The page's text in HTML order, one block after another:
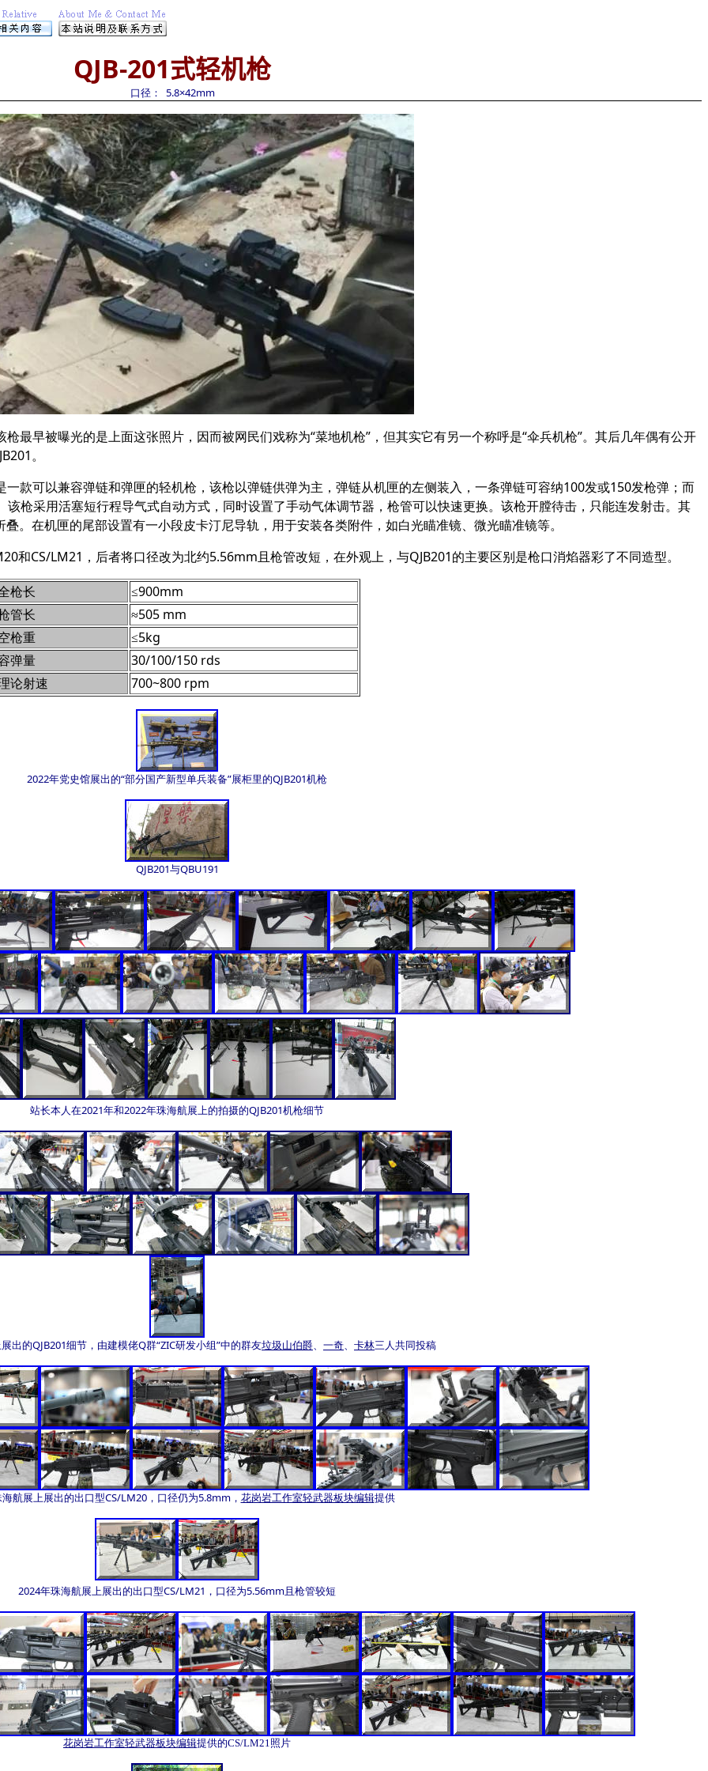
QJB-201式轻机枪
口径： 5.8×42mm
最早被曝光的是上面这张照片，因而被网民们戏称为“菜地机枪”，但其实它有另一个称呼是“伞兵机枪”。其后几年偶有公开
。
一款可以兼容弹链和弹匣的轻机枪，该枪以弹链供弹为主，弹链从机匣的左侧装入，一条弹链可容纳100发或150发枪弹；而
枪采用活塞短行程导气式自动方式，同时设置了手动气体调节器，枪管可以快速更换。该枪开膛待击，只能连发射击。其
。在机匣的尾部设置有一小段皮卡汀尼导轨，用于安装各类附件，如白光瞄准镜、微光瞄准镜等。
和CS/LM21，后者将口径改为北约5.56mm且枪管改短，在外观上，与QJB201的主要区别是枪口消焰器彩了不同造型。
枪长
≤900mm
管长
≈505 mm
枪重
≤5kg
弹量
30/100/150 rds
论射速
700~800 rpm
2022年党史馆展出的“部分国产新型单兵装备”展柜里的QJB201机枪
QJB201与QBU191
站长本人在2021年和2022年珠海航展上的拍摄的QJB201机枪细节
出的QJB201细节，由建模佬Q群“ZIC研发小组”中的群友垃圾山伯爵、 一奇、 卡林三人共同投稿
航展上展出的出口型CS/LM20，口径仍为5.8mm， 花岗岩工作室轻武器板块编辑提供
2024年珠海航展上展出的出口型CS/LM21，口径为5.56mm且枪管较短
花岗岩工作室轻武器板块编辑提供的CS/LM21照片